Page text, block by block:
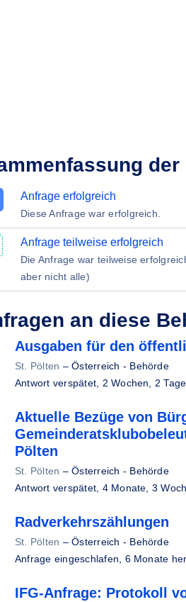
Anfrage erfolgreich
Diese Anfrage war erfolgreich.
Anfrage teilweise erfolgreich
Die Anfrage war teilweise
aber nicht alle)
an diese
Ausgaben für den
St. Pölten –Österreich - Behörde
Antwort verspätet, 2 Wochen, 2
Aktuelle Bezüge von
Pölten
St. Pölten –Österreich - Behörde
Antwort verspätet, 4 Monate, 3
Radverkehrszählungen
St. Pölten –Österreich - Behörde
Anfrage eingeschlafen, 6 Monate her
IFG-Anfrage: Protokoll